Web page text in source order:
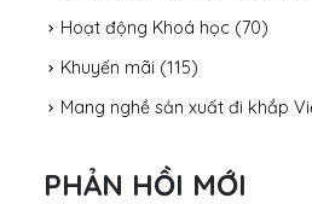
Hoạt động Khoá học (70)
Khuyến mãi (115)
Mang nghề sản xuất đi khắp
PHẢN HỒI MỚI